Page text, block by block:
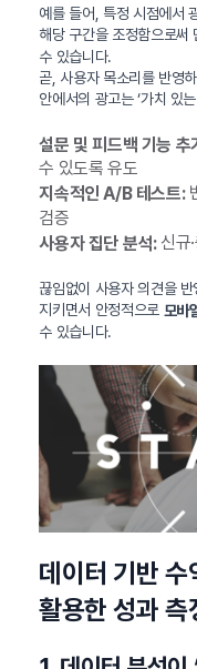
예를 들어, 특정 시점에서
해당 구간을 조정함으로써
수 있습니다.
곧, 사용자 목소리를 반영
안에서의 광고는 ‘가치 있
설문 및 피드백 기능 추
수 있도록 유도
지속적인 A/B 테스트:
검증
사용자 집단 분석:신규
끊임없이 사용자 의견을
지키면서 안정적으로 모바
수 있습니다.
데이터 기반 수
활용한 성과 측